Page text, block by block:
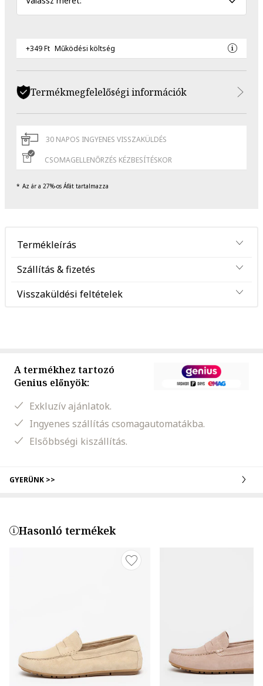
+349 Ft Működési költség
Termékmegfelelőségi információk
30 NAPOS INGYENES VISSZAKÜLDÉS
CSOMAGELLENŐRZÉS KÉZBESÍTÉSKOR
Az ár a 27%-os Áfát tartalmazza
Termékleírás
Szállítás & fizetés
Visszaküldési feltételek
A termékhez tartozó
Genius előnyök:
Exkluzív ajánlatok.
Ingyenes szállítás csomagautomatákba.
Elsőbbségi kiszállítás.
GYERÜNK >>
Hasonló termékek